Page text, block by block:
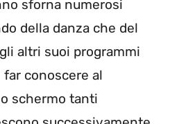
sforna numerosi
della danza che del
altri suoi programmi
conoscere al
schermo tanti